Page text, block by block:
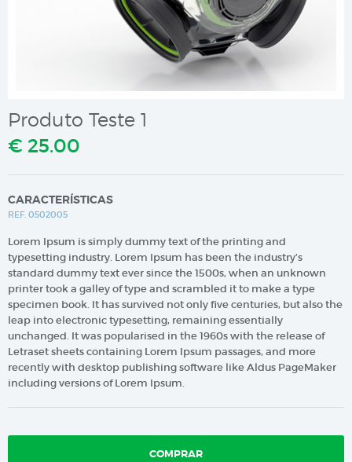
Produto Teste 1
€ 25.00
CARACTERÍSTICAS
REF. 0502005
Lorem Ipsum is simply dummy text of the printing and
typesetting industry. Lorem Ipsum has been the industry’s
standard dummy text ever since the 1500s, when an unknown
printer took a galley of type and scrambled it to make a type
specimen book. It has survived not only five centuries, but also the
leap into electronic typesetting, remaining essentially
unchanged. It was popularised in the 1960s with the release of
Letraset sheets containing Lorem Ipsum passages, and more
recently with desktop publishing software like Aldus PageMaker
including versions of Lorem Ipsum.
COMPRAR